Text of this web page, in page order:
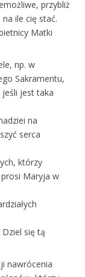
przybliż
ile cię stać.
Matki
np. w
Sakramentu,
jeśli jest taka
na
serca
którzy
Maryja w
się tą
nawrócenia